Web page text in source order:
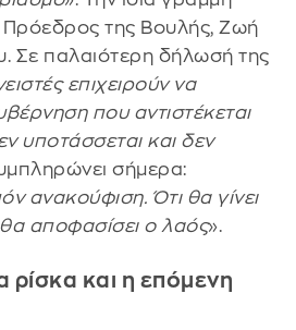
Πρόεδρος της Βουλής, Ζωή
Σε παλαιότερη δήλωσή της
επιχειρούν να
που αντιστέκεται
υποτάσσεται και δεν
σήμερα:
ανακούφιση. Ότι θα γίνει
αποφασίσει ο λαός».
ρίσκα και η επόμενη